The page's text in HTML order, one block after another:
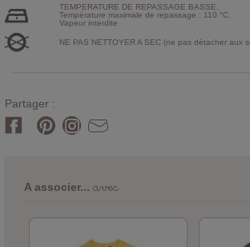
TEMPERATURE DE REPASSAGE BASSE.
Température maximale de repassage : 110 °C.
Vapeur interdite
NE PAS NETTOYER A SEC (ne pas détacher aux
Partager :
A associer...